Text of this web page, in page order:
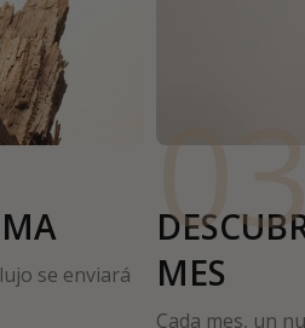
se enviará
MES
Cada mes, un